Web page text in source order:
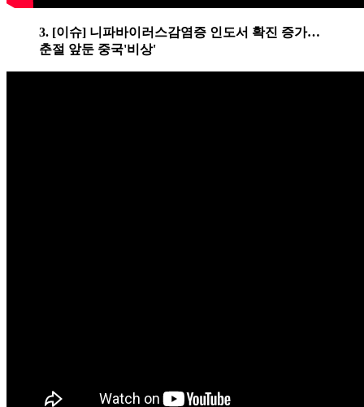
3. [이슈] 니파바이러스감염증 인도서 확진 증가…
춘절 앞둔 중국'비상'